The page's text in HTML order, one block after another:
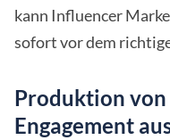
kann Influencer
sofort vor dem
Produktion
Engagement